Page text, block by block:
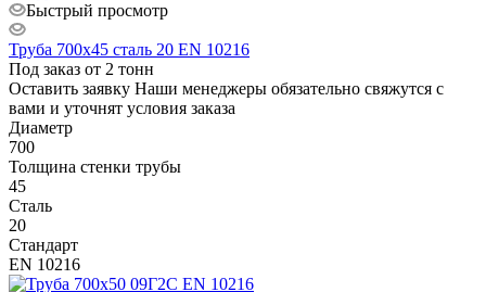
Быстрый просмотр
Труба 700х45 сталь 20 EN 10216
Под заказ от 2 тонн
Оставить заявку Наши менеджеры обязательно свяжутся с
вами и уточнят условия заказа
Диаметр
700
Толщина стенки трубы
45
Сталь
20
Стандарт
EN 10216